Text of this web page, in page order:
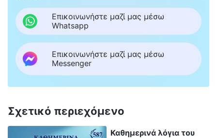
Επικοινωνήστε μαζί μας μέσω
Whatsapp
Επικοινωνήστε μαζί μας μέσω
Messenger
Σχετικό περιεχόμενο
Καθημερινά λόγια του